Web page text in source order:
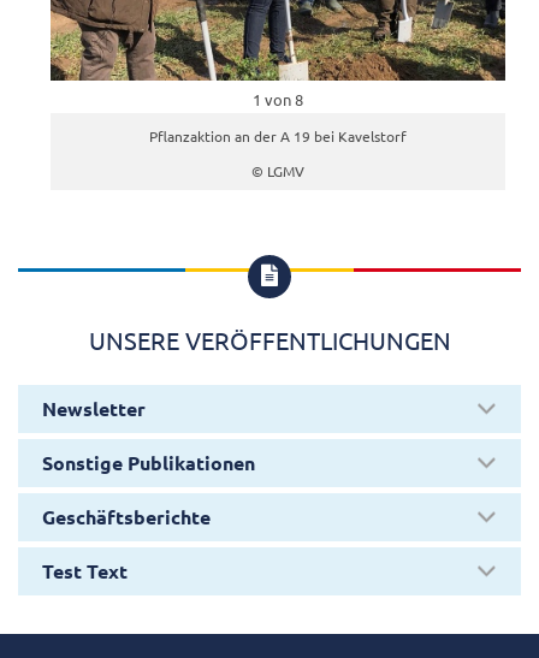
1 von 8
Pflanzaktion an der A 19 bei Kavelstorf
© LGMV

UNSERE VERÖFFENTLICHUNGEN
Newsletter
Sonstige Publikationen
Geschäftsberichte
Test Text